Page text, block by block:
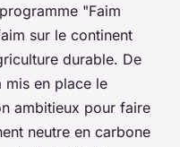
"Faim
sur le continent
durable. De
mis en place le
ambitieux pour faire
neutre en carbone